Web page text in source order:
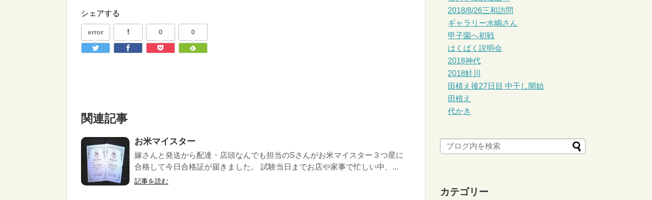
シェアする
error 0 0
関連記事
お米マイスター
嫁さんと発送から配達・店頭なんでも担当のSさんがお米マイスター３つ星に
合格して今日合格証が届きました。 試験当日までお店や家事で忙しい中、...
記事を読む
2018/8/26三和訪問
ギャラリー水嶋さん
甲子園へ初戦
はくばく説明会
2018神代
2018鮭川
田植え後27日目 中干し開始
田植え
代かき
カテゴリー